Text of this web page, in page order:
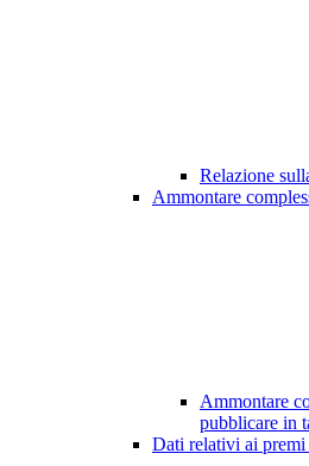
Relazione
Ammontare
Ammontare
pubblicare in
Dati relativi ai premi